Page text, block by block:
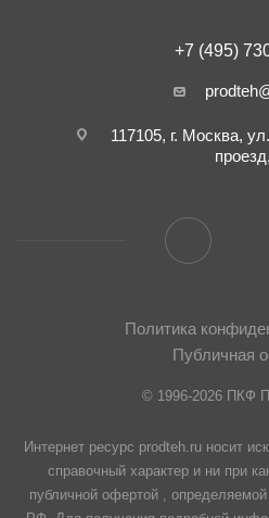
+7 (495)
117105, г. Москва,
Политика
Публичная
© 1996-2026 ПКФ
Интернет ресурс prodteh.ru носит
справочный характер и ни при
публичной офертой ,